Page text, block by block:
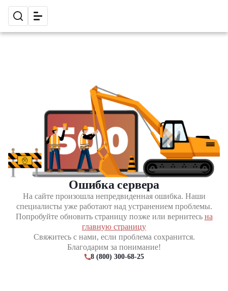
Ошибка сервера
На сайте произошла непредвиденная ошибка. Наши
специалисты уже работают над устранением проблемы.
Попробуйте обновить страницу позже или вернитесь на
главную страницу
Свяжитесь с нами, если проблема сохранится.
Благодарим за понимание!
8 (800) 300-68-25